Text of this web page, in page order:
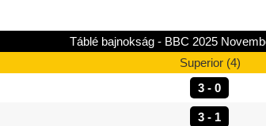
Táblé bajnokság - BBC 2025
Superior (4)
3 - 0
3 - 1